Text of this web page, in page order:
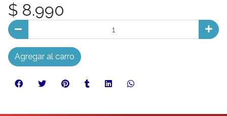
$ 8.990
Agregar al carro